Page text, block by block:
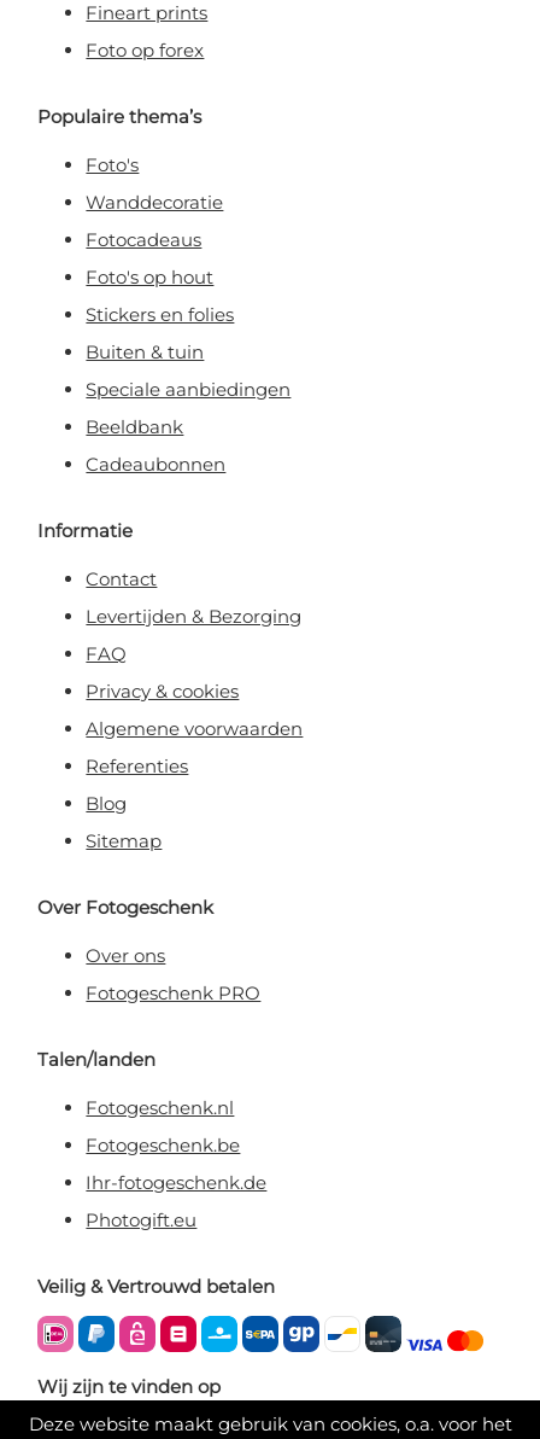
Deze website maakt gebruik van cookies, o.a. voor het
Fineart prints
Foto op forex
Populaire thema’s
Foto's
Wanddecoratie
Fotocadeaus
Foto's op hout
Stickers en folies
Buiten & tuin
Speciale aanbiedingen
Beeldbank
Cadeaubonnen
Informatie
Contact
Levertijden & Bezorging
FAQ
Privacy & cookies
Algemene voorwaarden
Referenties
Blog
Sitemap
Over Fotogeschenk
Over ons
Fotogeschenk PRO
Talen/landen
Fotogeschenk.nl
Fotogeschenk.be
Ihr-fotogeschenk.de
Photogift.eu
Veilig & Vertrouwd betalen
Wij zijn te vinden op